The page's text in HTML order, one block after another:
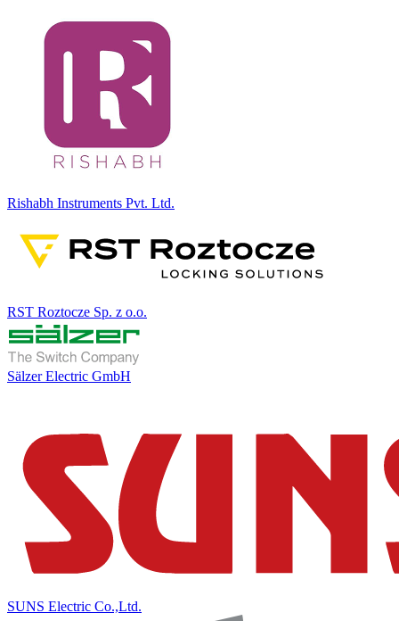
Rishabh Instruments Pvt. Ltd.
RST Roztocze Sp. z o.o.
Sälzer Electric GmbH
SUNS Electric Co.,Ltd.